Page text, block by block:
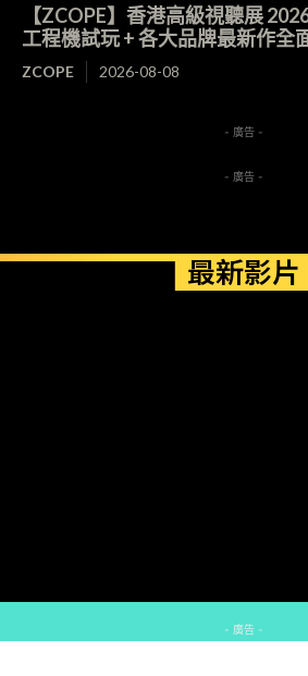
【ZCOPE】香港高級視聽展
工程機試玩 + 各大品牌最新作全
ZCOPE 2026-08-08
- 廣告 -
- 廣告 -
最新影片
- 廣告 -